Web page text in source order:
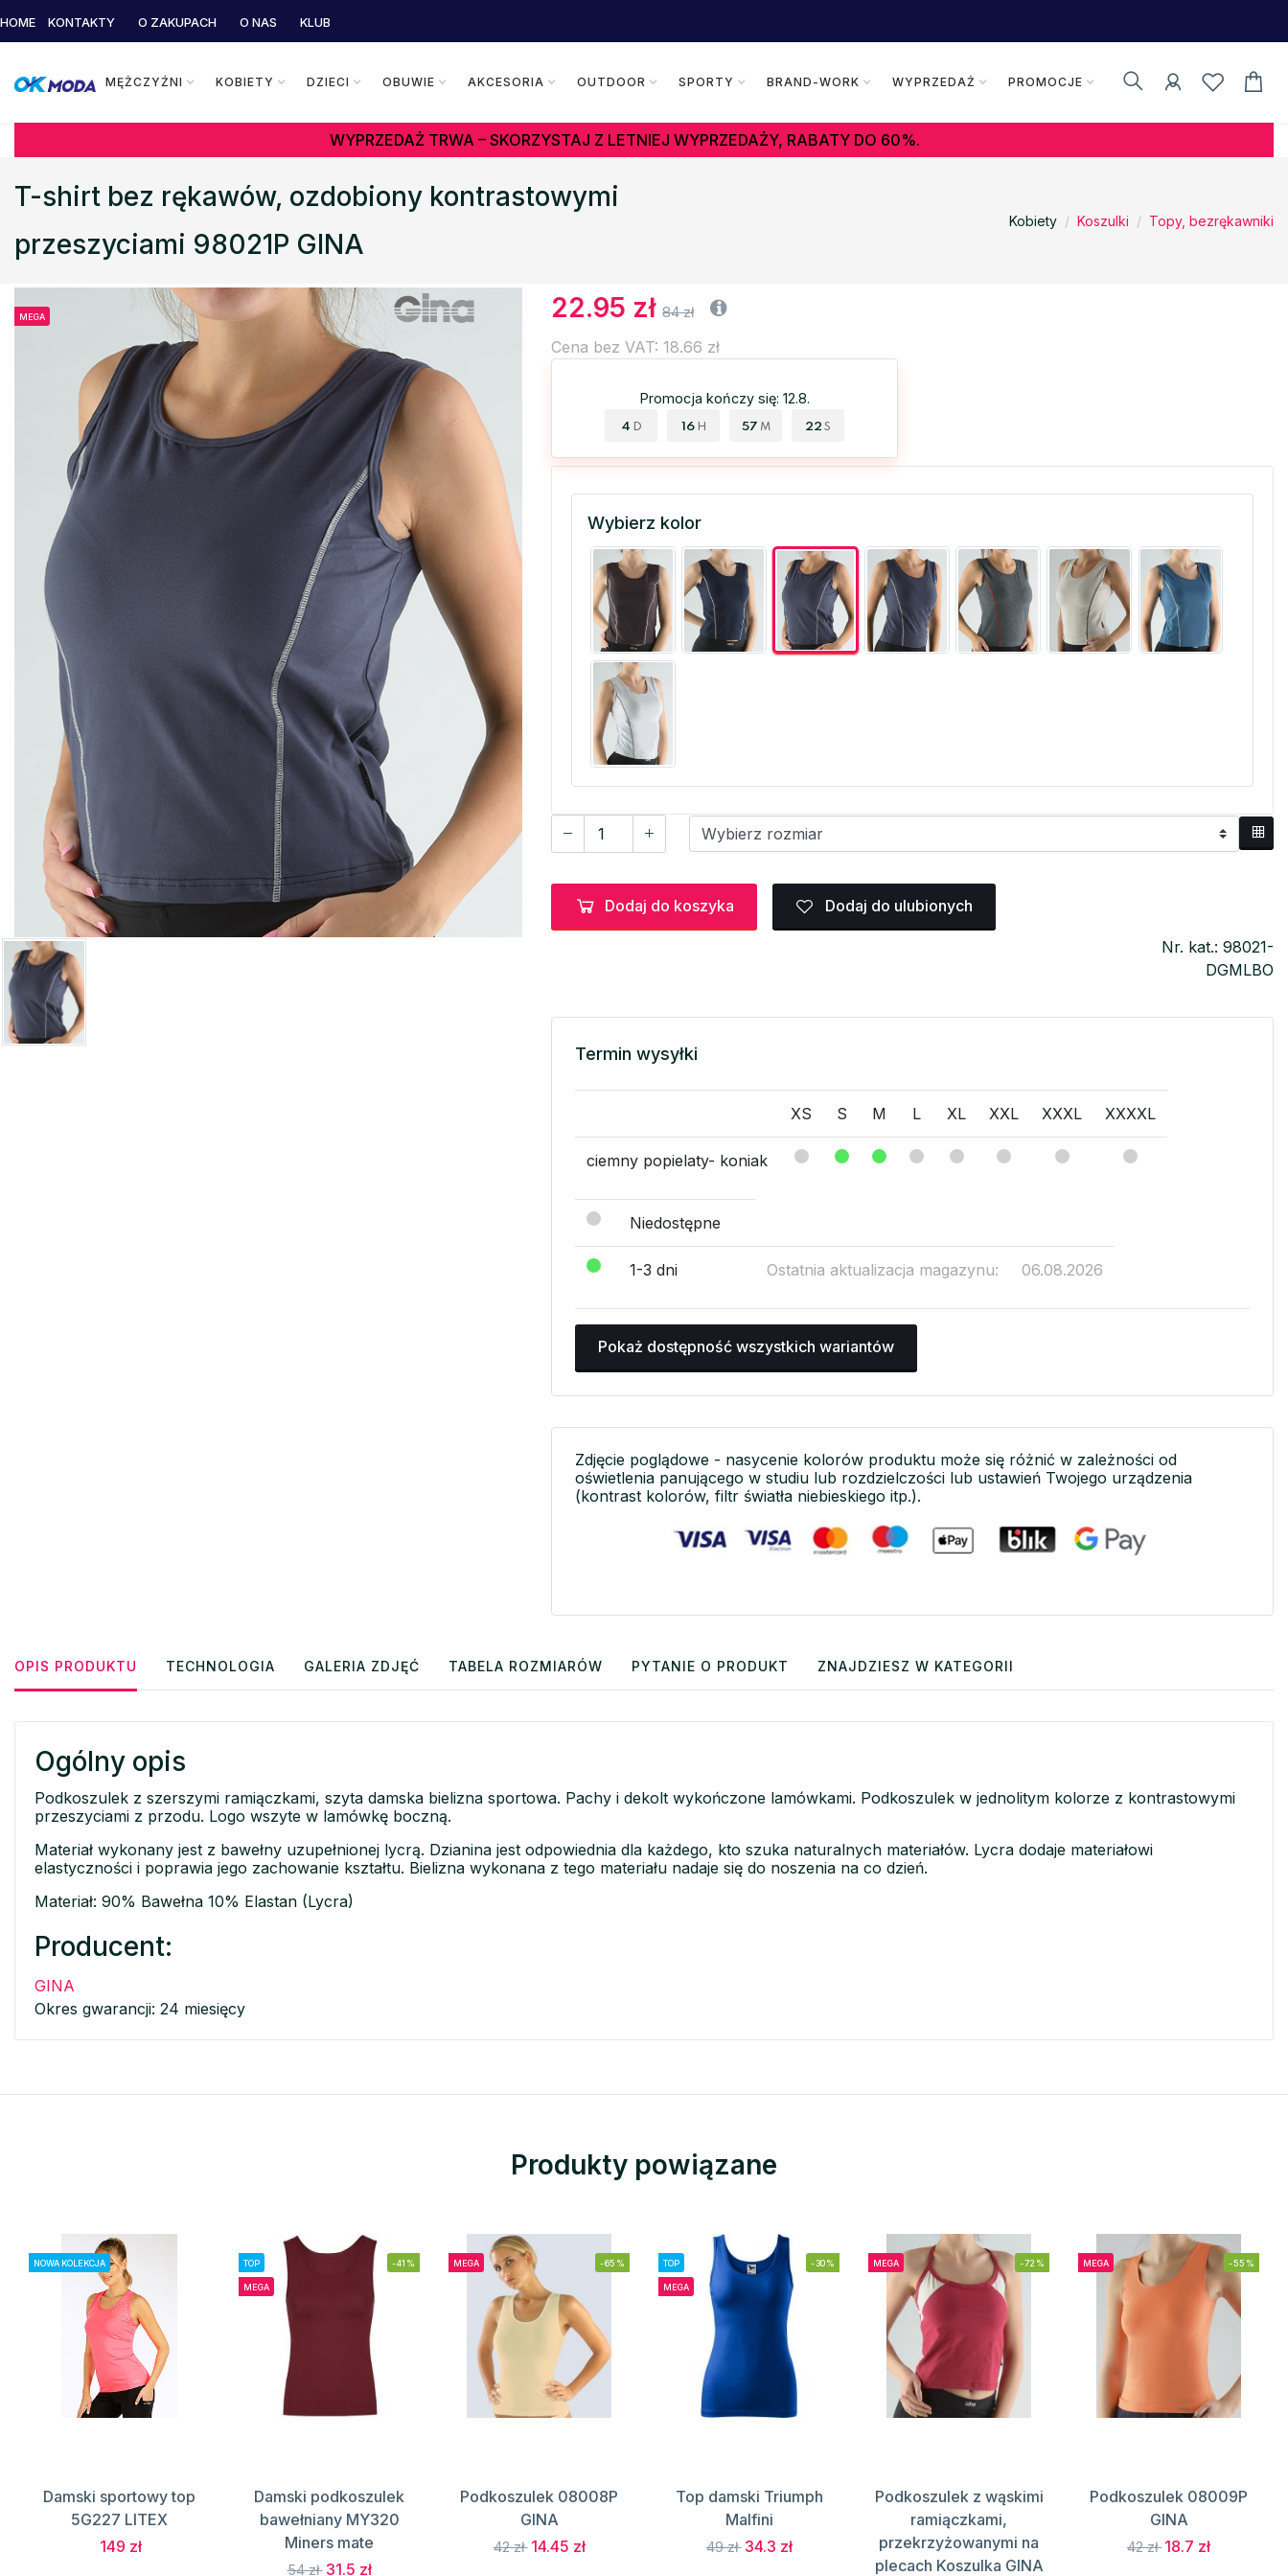
HOME KONTAKTY O ZAKUPACH O NAS KLUB
MĘŻCZYŹNI KOBIETY DZIECI OBUWIE AKCESORIA OUTDOOR SPORTY BRAND-WORK WYPRZEDAŻ PROMOCJE
WYPRZEDAŻ TRWA – SKORZYSTAJ Z LETNIEJ WYPRZEDAŻY, RABATY DO 60%.
T-shirt bez rękawów, ozdobiony kontrastowymi
przeszyciami 98021P GINA
Kobiety Koszulki Topy, bezrękawniki
MEGA 22.95 zł 84 zł
Cena bez VAT: 18.66 zł
Promocja kończy się: 12.8.
4 D 16 H 57 M 21 S
Wybierz kolor
Dodaj do koszyka Dodaj do ulubionych
Nr. kat.: 98021-
DGMLBO
Termin wysyłki
XS S M L XL XXL XXXL XXXXL
ciemny popielaty- koniak
Niedostępne
1-3 dni Ostatnia aktualizacja magazynu: 06.08.2026
Pokaż dostępność wszystkich wariantów
Zdjęcie poglądowe - nasycenie kolorów produktu może się różnić w zależności od
oświetlenia panującego w studiu lub rozdzielczości lub ustawień Twojego urządzenia
(kontrast kolorów, filtr światła niebieskiego itp.).
OPIS PRODUKTU TECHNOLOGIA GALERIA ZDJĘĆ TABELA ROZMIARÓW PYTANIE O PRODUKT ZNAJDZIESZ W KATEGORII
Ogólny opis
Podkoszulek z szerszymi ramiączkami, szyta damska bielizna sportowa. Pachy i dekolt wykończone lamówkami. Podkoszulek w jednolitym kolorze z kontrastowymi
przeszyciami z przodu. Logo wszyte w lamówkę boczną.
Materiał wykonany jest z bawełny uzupełnionej lycrą. Dzianina jest odpowiednia dla każdego, kto szuka naturalnych materiałów. Lycra dodaje materiałowi
elastyczności i poprawia jego zachowanie kształtu. Bielizna wykonana z tego materiału nadaje się do noszenia na co dzień.
Materiał: 90% Bawełna 10% Elastan (Lycra)
Producent:
GINA
Okres gwarancji: 24 miesięcy
Produkty powiązane
NOWA KOLEKCJA
Damski sportowy top
5G227 LITEX
149 zł
TOP
MEGA
-41%
Damski podkoszulek
bawełniany MY320
Miners mate
54 zł 31.5 zł
MEGA -65%
Podkoszulek 08008P
GINA
42 zł 14.45 zł
TOP
MEGA
-30%
Top damski Triumph
Malfini
49 zł 34.3 zł
MEGA -72%
Podkoszulek z wąskimi
ramiączkami,
przekrzyżowanymi na
plecach Koszulka GINA
MEGA -55%
Podkoszulek 08009P
GINA
42 zł 18.7 zł